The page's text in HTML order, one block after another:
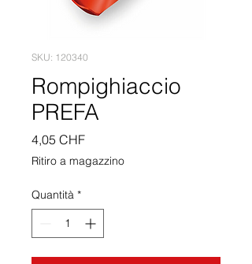
SKU: 120340
Rompighiaccio
PREFA
4,05 CHFPrezzo
Ritiro a magazzino
Quantità *